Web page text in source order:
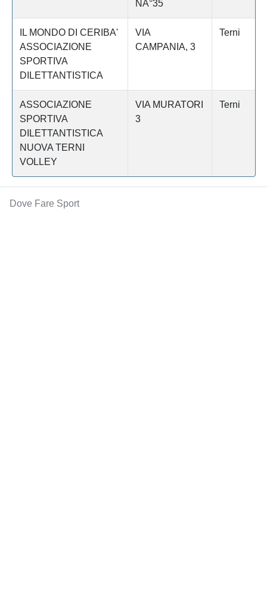
NÂ°35
IL MONDO DI CERIBA'
ASSOCIAZIONE
SPORTIVA
DILETTANTISTICA
VIA
CAMPANIA, 3
Terni
ASSOCIAZIONE
SPORTIVA
DILETTANTISTICA
NUOVA TERNI
VOLLEY
VIA MURATORI
3
Terni
Dove Fare Sport